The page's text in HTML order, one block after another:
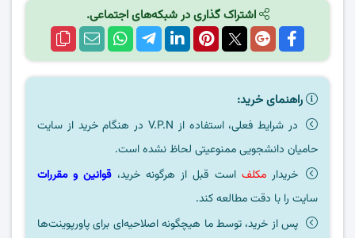
اشتراک گذاری در شبکه‌های اجتماعی.
راهنمای خرید:
در شرایط فعلی، استفاده از V.P.N در هنگام خرید از سایت
حامیان دانشجویی ممنوعیتی لحاظ نشده است.
خریدارمکلف است قبل از هرگونه خرید،قوانین و مقررات
سایت را با دقت مطالعه کند.
پس از خرید، توسط ما هیچگونه اصلاحیه‌ای برای پاورپوینت‌ها